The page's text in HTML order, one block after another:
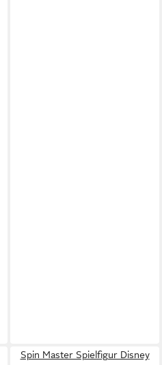
Spin Master Spielfigur Disney